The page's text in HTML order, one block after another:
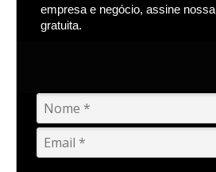
empresa e negócio, assine
gratuita.